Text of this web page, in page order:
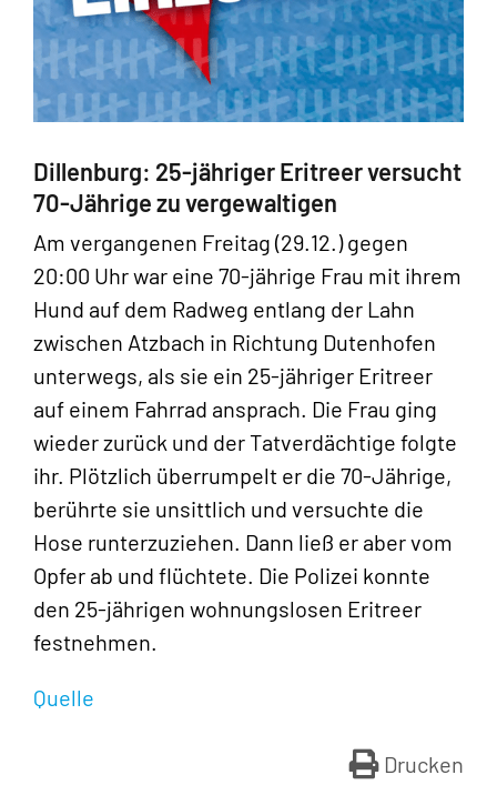
Dillenburg: 25-jähriger Eritreer versucht
70-Jährige zu vergewaltigen
Am vergangenen Freitag (29.12.) gegen
20:00 Uhr war eine 70-jährige Frau mit ihrem
Hund auf dem Radweg entlang der Lahn
zwischen Atzbach in Richtung Dutenhofen
unterwegs, als sie ein 25-jähriger Eritreer
auf einem Fahrrad ansprach. Die Frau ging
wieder zurück und der Tatverdächtige folgte
ihr. Plötzlich überrumpelt er die 70-Jährige,
berührte sie unsittlich und versuchte die
Hose runterzuziehen. Dann ließ er aber vom
Opfer ab und flüchtete. Die Polizei konnte
den 25-jährigen wohnungslosen Eritreer
festnehmen.
Quelle
Drucken